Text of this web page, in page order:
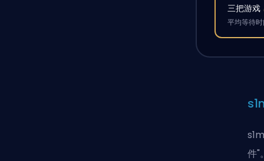
三把游戏
平均等待
件"